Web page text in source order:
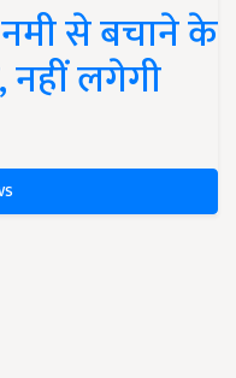
से बचाने के
लगेगी